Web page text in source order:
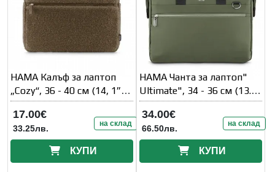
HAMA Калъф за лаптоп
„Cozy“, 36 - 40 см (14, 1” -
15
17.00€
33.25лв. на склад
КУПИ
HAMA Чанта за лаптоп"
Ultimate", 34 - 36 см (13.3"
- 14.1" )
34.00€
66.50лв. на склад
КУПИ